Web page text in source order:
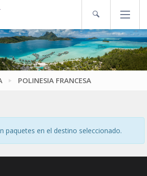
POLINESIA FRANCESA
paquetes en el destino seleccionado.